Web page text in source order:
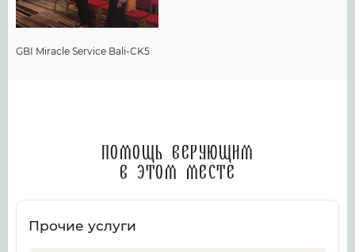
GBI Miracle Service Bali-CK5
Помощь верующим
в этом месте
Прочие услуги